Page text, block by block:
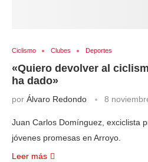
Ciclismo Clubes Deportes
«Quiero devolver al
ha dado»
por Álvaro Redondo 8
Juan Carlos Domínguez, exciclista
jóvenes promesas en Arroyo.
Leer más